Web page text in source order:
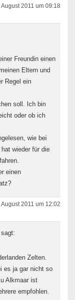
August 2011 um 09:18
Freundin einen
Eltern und
Regel ein
soll. Ich bin
oder ob ich
wie bei
wieder für die
einen
August 2011 um 12:02
sagt:
Zelten.
es ja gar nicht so
Alkmaar ist
empfohlen.